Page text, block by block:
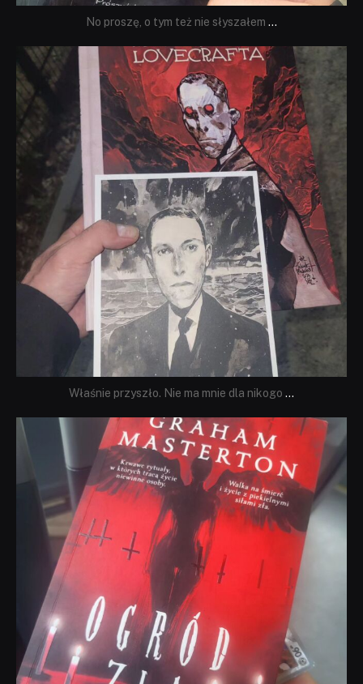
No proszę, o tym też nie słyszałem ...
dobryhorror
Wrz 19
Właśnie przyszło. Nie ma mnie dla nikogo ...
dobryhorror
Sie 23